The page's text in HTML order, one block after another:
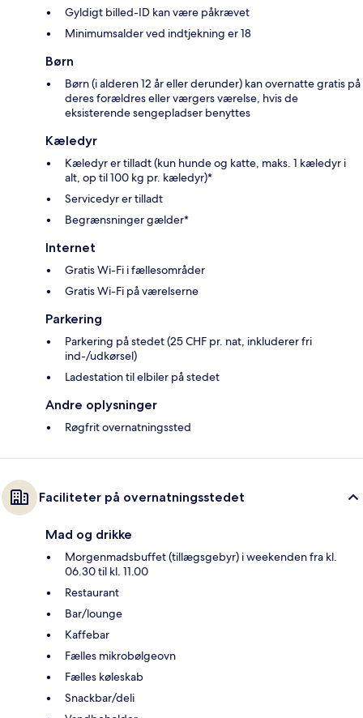
Gyldigt billed-ID kan være påkrævet
Minimumsalder ved indtjekning er 18
Børn
Børn (i alderen 12 år eller derunder) kan overnatte gratis på
deres forældres eller værgers værelse, hvis de
eksisterende sengepladser benyttes
Kæledyr
Kæledyr er tilladt (kun hunde og katte, maks. 1 kæledyr i
alt, op til 100 kg pr. kæledyr)*
Servicedyr er tilladt
Begrænsninger gælder*
Internet
Gratis Wi-Fi i fællesområder
Gratis Wi-Fi på værelserne
Parkering
Parkering på stedet (25 CHF pr. nat, inkluderer fri
ind-/udkørsel)
Ladestation til elbiler på stedet
Andre oplysninger
Røgfrit overnatningssted
Faciliteter på overnatningsstedet
Mad og drikke
Morgenmadsbuffet (tillægsgebyr) i weekenden fra kl.
06.30 til kl. 11.00
Restaurant
Bar/lounge
Kaffebar
Fælles mikrobølgeovn
Fælles køleskab
Snackbar/deli